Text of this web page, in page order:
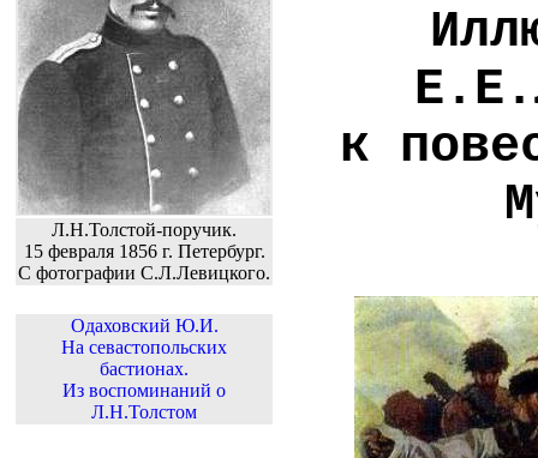
Л.Н.Толстой-поручик.
15 февраля 1856 г. Петербург.
С фотографии С.Л.Левицкого.
Одаховский Ю.И.
На севастопольских
бастионах.
Из воспоминаний о
Л.Н.Толстом
к